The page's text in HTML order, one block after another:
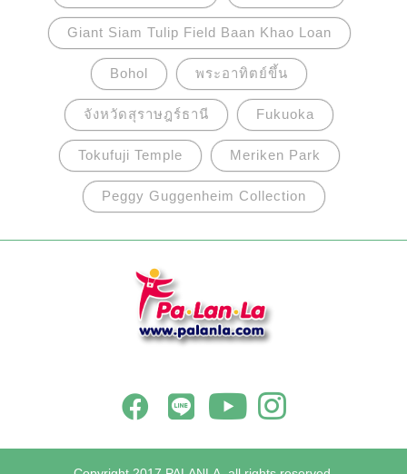
Giant Siam Tulip Field Baan Khao Loan
Bohol พระอาทิตย์ขึ้น
จังหวัดสุราษฎร์ธานี Fukuoka
Tokufuji Temple Meriken Park
Peggy Guggenheim Collection